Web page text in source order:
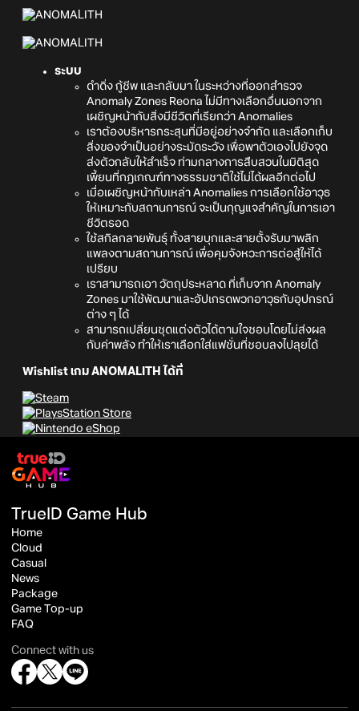
ระบบ
ดำดิ่ง กู้ชีพ และกลับมา ในระหว่างที่ออกสำรวจ
Anomaly Zones Reona ไม่มีทางเลือกอื่นนอกจาก
เผชิญหน้ากับสิ่งมีชีวิตที่เรียกว่า Anomalies
เราต้องบริหารกระสุนที่มีอยู่อย่างจำกัด และเลือกเก็บ
สิ่งของจำเป็นอย่างระมัดระวัง เพื่อพาตัวเองไปยังจุด
ส่งตัวกลับให้สำเร็จ ท่ามกลางการสืบสวนในมิติสุด
เพี้ยนที่กฎเกณฑ์ทางธรรมชาติใช้ไม่ได้ผลอีกต่อไป
เมื่อเผชิญหน้ากับเหล่า Anomalies การเลือกใช้อาวุธ
ให้เหมาะกับสถานการณ์ จะเป็นกุญแจสำคัญในการเอา
ชีวิตรอด
ใช้สกิลกลายพันธุ์ ทั้งสายบุกและสายตั้งรับมาพลิก
แพลงตามสถานการณ์ เพื่อคุมจังหวะการต่อสู้ให้ได้
เปรียบ
เราสามารถเอา วัตถุประหลาด ที่เก็บจาก Anomaly
Zones มาใช้พัฒนาและอัปเกรดพวกอาวุธกับอุปกรณ์
ต่าง ๆ ได้
สามารถเปลี่ยนชุดแต่งตัวได้ตามใจชอบโดยไม่ส่งผล
กับค่าพลัง ทำให้เราเลือกใส่แฟชั่นที่ชอบลงไปลุยได้
Wishlist เกม ANOMALITH ได้ที่
TrueID Game Hub
Home
Cloud
Casual
News
Package
Game Top-up
FAQ
Connect with us